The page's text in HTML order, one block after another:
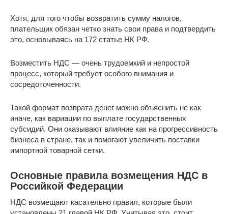
Хотя, для того чтобы возвратить сумму налогов,
плательщик обязан четко знать свои права и подтвердить
это, основываясь на 172 статье НК РФ.
Возместить НДС — очень трудоемкий и непростой
процесс, который требует особого внимания и
сосредоточенности.
Такой формат возврата денег можно объяснить не как
иначе, как вариации по выплате государственных
субсидий. Они оказывают влияние как на прогрессивность
бизнеса в стране, так и помогают увеличить поставки
импортной товарной сетки.
Основные правила возмещения НДС в
Российкой Федерации
НДС возмещают касательно правил, которые были